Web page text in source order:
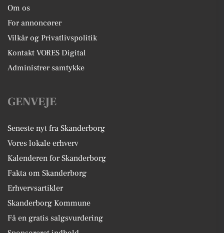
Om os
For annoncører
Vilkår og Privatlivspolitik
Kontakt VORES Digital
Administrer samtykke
GENVEJE
Seneste nyt fra Skanderborg
Vores lokale erhverv
Kalenderen for Skanderborg
Fakta om Skanderborg
Erhvervsartikler
Skanderborg Kommune
Få en gratis salgsvurdering